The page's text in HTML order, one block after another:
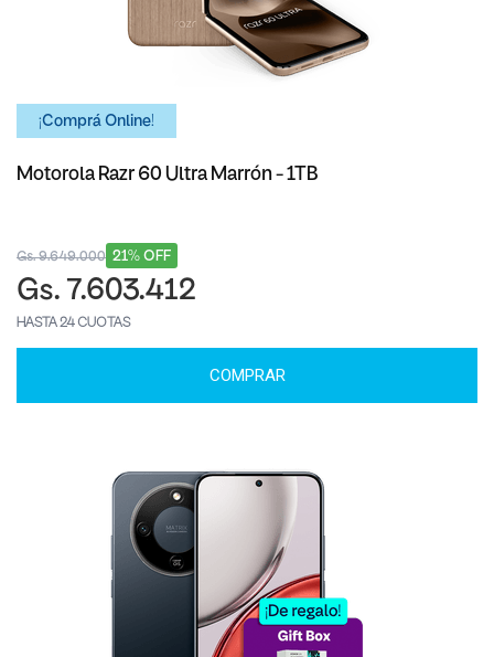
¡Comprá Online!
Motorola Razr 60 Ultra Marrón - 1TB
21% OFF
Gs. 9.649.000
Gs. 7.603.412
HASTA 24 CUOTAS
COMPRAR